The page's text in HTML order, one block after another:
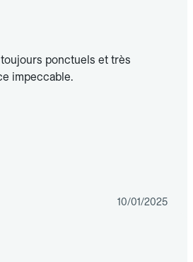
ponctuels et très
impeccable.
10/01/2025